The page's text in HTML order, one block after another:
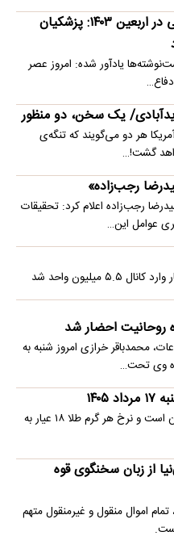
دست‌نوشته شهید علی لاریجانی در اربعین ۱۴۰۳: پزشکیان
یادآور شده: امروز عصر
یک سخن، دو منظور
هر دو می‌گویند که تنگه‌ی
گشت!…
رجب‌زاده»
رجب‌زاده اعلام کرد: تحقیقات
عوامل این…
واحد شد
روحانیت احضار شد
محمدباقر خرازی امروز شنبه به
وی تحت…
قیمت هر دلار آمریکا امروز ۱۸۸ هزار تومان است و نرخ هر گرم طلا ۱۸ عیار به
از زبان سخنگوی قوه
اموال منقول و غیرمنقول متهم